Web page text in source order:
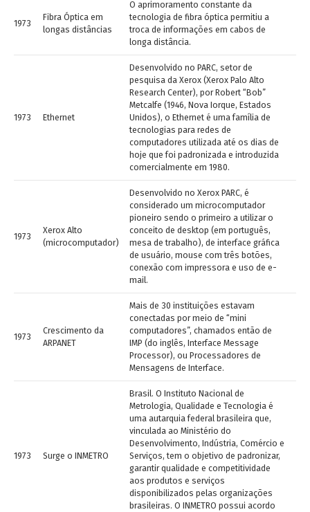
1973
Fibra Óptica em
longas distâncias
O aprimoramento constante da
tecnologia de fibra óptica permitiu a
troca de informações em cabos de
longa distância.
1973 Ethernet
Desenvolvido no PARC, setor de
pesquisa da Xerox (Xerox Palo Alto
Research Center), por Robert “Bob”
Metcalfe (1946, Nova Iorque, Estados
Unidos), o Ethernet é uma família de
tecnologias para redes de
computadores utilizada até os dias de
hoje que foi padronizada e introduzida
comercialmente em 1980.
1973
Xerox Alto
(microcomputador)
Desenvolvido no Xerox PARC, é
considerado um microcomputador
pioneiro sendo o primeiro a utilizar o
conceito de desktop (em português,
mesa de trabalho), de interface gráfica
de usuário, mouse com três botões,
conexão com impressora e uso de e-
mail.
1973
Crescimento da
ARPANET
Mais de 30 instituições estavam
conectadas por meio de “mini
computadores”, chamados então de
IMP (do inglês, Interface Message
Processor), ou Processadores de
Mensagens de Interface.
1973 Surge o INMETRO
Brasil. O Instituto Nacional de
Metrologia, Qualidade e Tecnologia é
uma autarquia federal brasileira que,
vinculada ao Ministério do
Desenvolvimento, Indústria, Comércio e
Serviços, tem o objetivo de padronizar,
garantir qualidade e competitividade
aos produtos e serviços
disponibilizados pelas organizações
brasileiras. O INMETRO possui acordo